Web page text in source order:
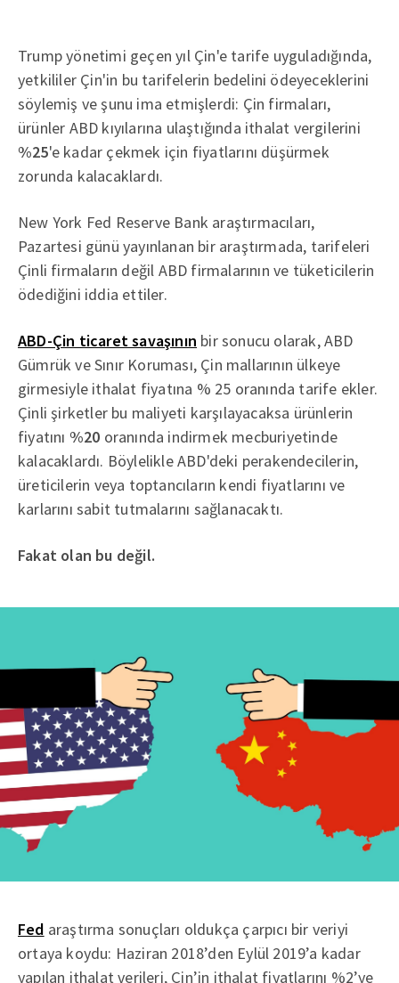
Trump yönetimi geçen yıl Çin'e tarife uyguladığında,
yetkililer Çin'in bu tarifelerin bedelini ödeyeceklerini
söylemiş ve şunu ima etmişlerdi: Çin firmaları,
ürünler ABD kıyılarına ulaştığında ithalat vergilerini
%25'e kadar çekmek için fiyatlarını düşürmek
zorunda kalacaklardı.
New York Fed Reserve Bank araştırmacıları,
Pazartesi günü yayınlanan bir araştırmada, tarifeleri
Çinli firmaların değil ABD firmalarının ve tüketicilerin
ödediğini iddia ettiler.
ABD-Çin ticaret savaşının bir sonucu olarak, ABD
Gümrük ve Sınır Koruması, Çin mallarının ülkeye
girmesiyle ithalat fiyatına % 25 oranında tarife ekler.
Çinli şirketler bu maliyeti karşılayacaksa ürünlerin
fiyatını %20 oranında indirmek mecburiyetinde
kalacaklardı. Böylelikle ABD'deki perakendecilerin,
üreticilerin veya toptancıların kendi fiyatlarını ve
karlarını sabit tutmalarını sağlanacaktı.
Fakat olan bu değil.
Fed araştırma sonuçları oldukça çarpıcı bir veriyi
ortaya koydu: Haziran 2018’den Eylül 2019’a kadar
yapılan ithalat verileri, Çin’in ithalat fiyatlarını %2’ye